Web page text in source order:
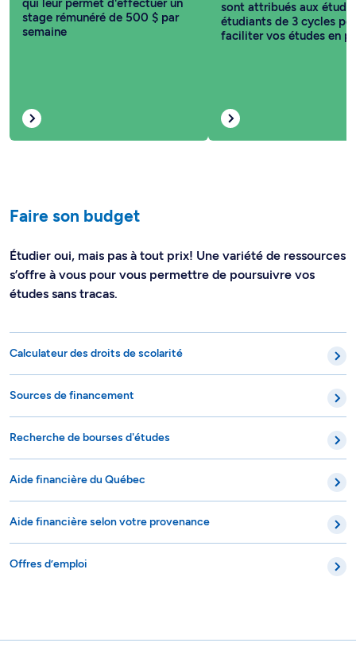
qui leur permet d'effectuer un
stage rémunéré de 500 $ par
semaine
sont attribués aux
étudiants de 3 cycles
faciliter vos études en
Faire son budget
Étudier oui, mais pas à tout prix! Une variété de ressources
s’offre à vous pour vous permettre de poursuivre vos
études sans tracas.
Calculateur des droits de scolarité
Sources de financement
Recherche de bourses d'études
Aide financière du Québec
Aide financière selon votre provenance
Offres d’emploi